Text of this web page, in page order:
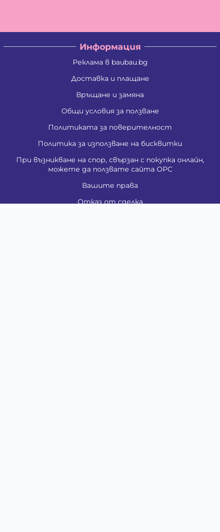
Информация
Реклама в baubau.bg
Доставка и плащане
Връщане и замяна
Общи условия за ползване
Политиката за поверителност
Политика за използване на бисквитки
При възникване на спор, свързан с покупка онлайн,
можете да ползвате сайта ОРС
Вашите права
Отказ от сделка